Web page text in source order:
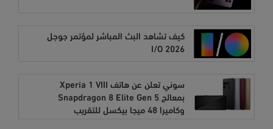
كيف تشاهد البث المباشر لمؤتمر جوجل
I/O 2026
سوني تعلن عن هاتف Xperia 1 VIII
بمعالج Snapdragon 8 Elite Gen 5
وكاميرا 48 ميجا بيكسل للتقريب